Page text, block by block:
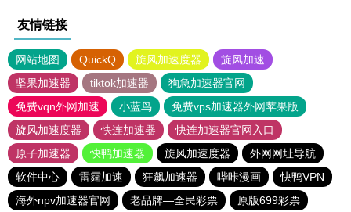
友情链接
网站地图 QuickQ 旋风加速度器
旋风加速
坚果加速器
tiktok加速器
狗急加速器官网
免费vqn外网加速
小蓝鸟
免费vps加速器外网苹果版
旋风加速度器
快连加速器
快连加速器官网入口
原子加速器
快鸭加速器 旋风加速度器
外网网址导航
软件中心
雷霆加速 狂飙加速器 哔咔漫画
快鸭VPN
海外npv加速器官网
老品牌—全民彩票
原版699彩票